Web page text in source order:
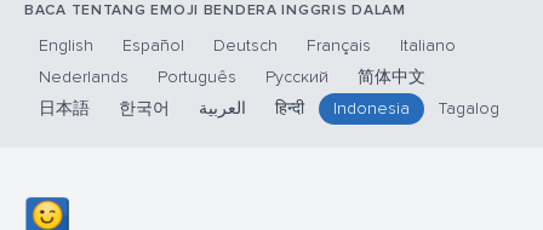
BACA TENTANG EMOJI BENDERA INGGRIS DALAM
English Español Deutsch Français
Italiano
Nederlands
Português Русский
简体中文
日本語
한국어 العربية हिन्दी Indonesia Tagalog